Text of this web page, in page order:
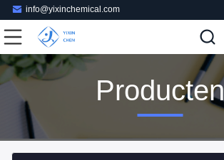
info@yixinchemical.com
Producten